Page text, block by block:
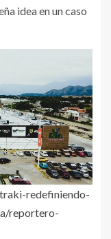
idea en un caso
redefiniendo-
reportero-